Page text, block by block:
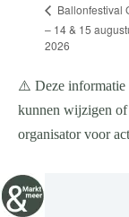
Ballonfestival
– 14 & 15
2026
⚠️ Deze informatie
kunnen wijzigen
organisator voor